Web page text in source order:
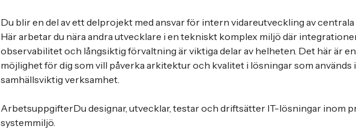
Du blir en del av ett delprojekt med ansvar för intern vidareutveckling av
Här arbetar du nära andra utvecklare i en tekniskt komplex miljö där
observabilitet och långsiktig förvaltning är viktiga delar av helheten. Det här är
möjlighet för dig som vill påverka arkitektur och kvalitet i lösningar som används
samhällsviktig verksamhet.
ArbetsuppgifterDu designar, utvecklar, testar och driftsätter IT-lösningar inom
systemmiljö.